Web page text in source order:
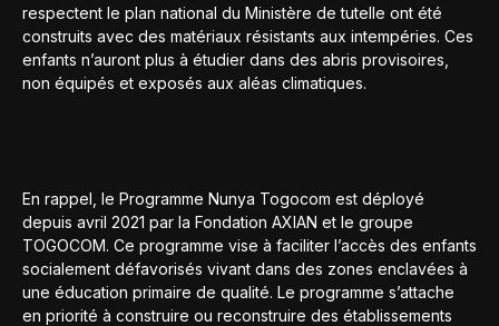
respectent le plan national du Ministère de tutelle ont été
construits avec des matériaux résistants aux intempéries. Ces
enfants n’auront plus à étudier dans des abris provisoires,
non équipés et exposés aux aléas climatiques.
En rappel, le Programme Nunya Togocom est déployé
depuis avril 2021 par la Fondation AXIAN et le groupe
TOGOCOM. Ce programme vise à faciliter l’accès des enfants
socialement défavorisés vivant dans des zones enclavées à
une éducation primaire de qualité. Le programme s’attache
en priorité à construire ou reconstruire des établissements